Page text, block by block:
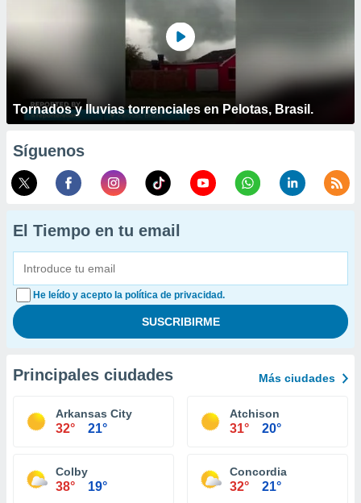
Tornados y lluvias torrenciales en Pelotas, Brasil.
Síguenos
El Tiempo en tu email
He leído y acepto la política de privacidad.
Principales ciudades Más ciudades
Arkansas City
32° 21°
Atchison
31° 20°
Colby
38° 19°
Concordia
32° 21°